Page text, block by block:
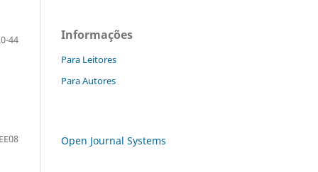
44
EE08
Informações
Para Leitores
Para Autores
Open Journal Systems